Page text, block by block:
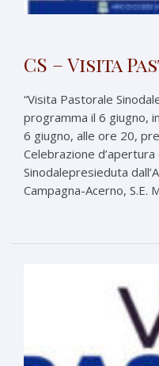
CS – Visita
“Visita Pastorale
programma il 6 giugno,
6 giugno, alle ore 20,
Celebrazione
Sinodalepresieduta
Campagna-Acerno, S.E.